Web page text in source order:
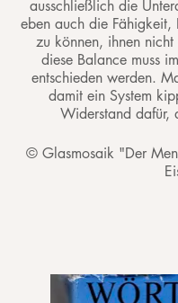
ausschließlich die
eben auch die Fähigkeit,
zu können, ihnen
diese Balance muss
entschieden werden.
damit ein System
Widerstand dafür,
© Glasmosaik "Der